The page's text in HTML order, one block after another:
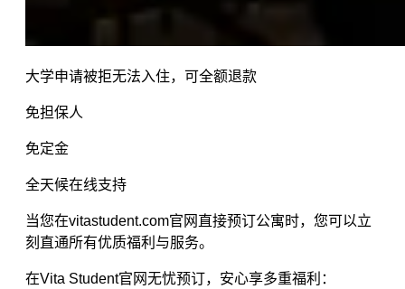
大学申请被拒无法入住，可全额退款
免担保人
免定金
全天候在线支持
当您在vitastudent.com官网直接预订公寓时，您可以立
刻直通所有优质福利与服务。
在Vita Student官网无忧预订，安心享多重福利：